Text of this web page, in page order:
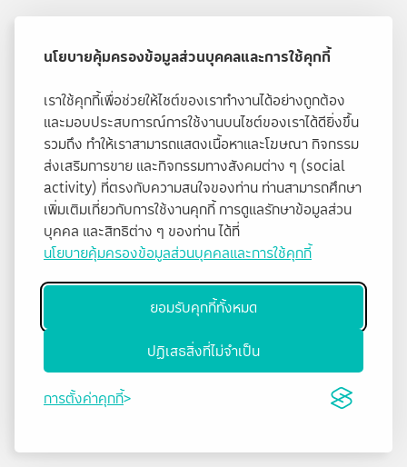
นโยบายคุ้มครองข้อมูลส่วนบุคคลและการใช้คุกกี้
เราใช้คุกกี้เพื่อช่วยให้ไซต์ของเราทำงานได้อย่างถูกต้อง
และมอบประสบการณ์การใช้งานบนไซต์ของเราได้ดียิ่งขึ้น
รวมถึง ทำให้เราสามารถแสดงเนื้อหาและโฆษณา กิจกรรม
ส่งเสริมการขาย และกิจกรรมทางสังคมต่าง ๆ (social
activity) ที่ตรงกับความสนใจของท่าน ท่านสามารถศึกษา
เพิ่มเติมเกี่ยวกับการใช้งานคุกกี้ การดูแลรักษาข้อมูลส่วน
บุคคล และสิทธิต่าง ๆ ของท่าน ได้ที่
นโยบายคุ้มครองข้อมูลส่วนบุคคลและการใช้คุกกี้
ยอมรับคุกกี้ทั้งหมด
ปฏิเสธสิ่งที่ไม่จำเป็น
การตั้งค่าคุกกี้